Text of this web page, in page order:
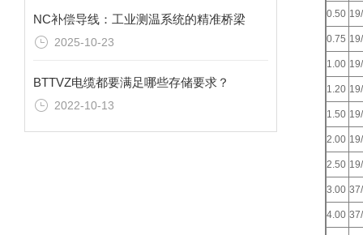
NC补偿导线：工业测温系统的精准桥梁
2025-10-23
BTTVZ电缆都要满足哪些存储要求？
2022-10-13
0.50
0.75
1.00
1.20
1.50
2.00
2.50
3.00
4.00